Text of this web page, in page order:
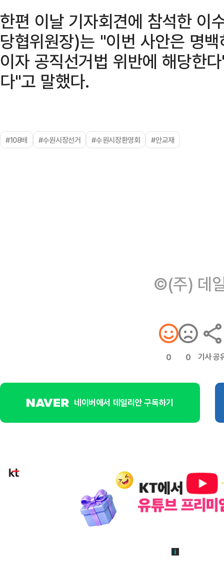
한편 이날 기자회견에 참석한 이
당협위원장)는 "이번 사안은 명
이자 공직선거법 위반에 해당한
다"고 말했다.
#108배 #수원시장선거 #수원시장환영회 #안교재
©(주) 데
0 0 기사 공
네이버에서 데일리안 구독하기